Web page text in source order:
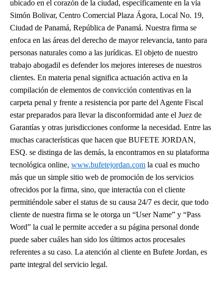
ubicado en el corazón de la ciudad, específicamente en la vía
Simón Bolivar, Centro Comercial Plaza Ágora, Local No. 19,
Ciudad de Panamá, República de Panamá. Nuestra firma se
enfoca en las áreas del derecho de mayor relevancia, tanto para
personas naturales como a las jurídicas. El objeto de nuestro
trabajo abogadil es defender los mejores intereses de nuestros
clientes. En materia penal significa actuación activa en la
compilación de elementos de convicción contentivas en la
carpeta penal y frente a resistencia por parte del Agente Fiscal
estar preparados para llevar la disconformidad ante el Juez de
Garantías y otras jurisdicciones conforme la necesidad. Entre las
muchas características que hacen que BUFETE JORDAN,
ESQ. se distinga de las demás, la encontramos en su plataforma
tecnológica online, www.bufetejordan.com la cual es mucho
más que un simple sitio web de promoción de los servicios
ofrecidos por la firma, sino, que interactúa con el cliente
permitiéndole saber el status de su causa 24/7 es decir, que todo
cliente de nuestra firma se le otorga un “User Name” y “Pass
Word” la cual le permite acceder a su página personal donde
puede saber cuáles han sido los últimos actos procesales
referentes a su caso. La atención al cliente en Bufete Jordan, es
parte integral del servicio legal.